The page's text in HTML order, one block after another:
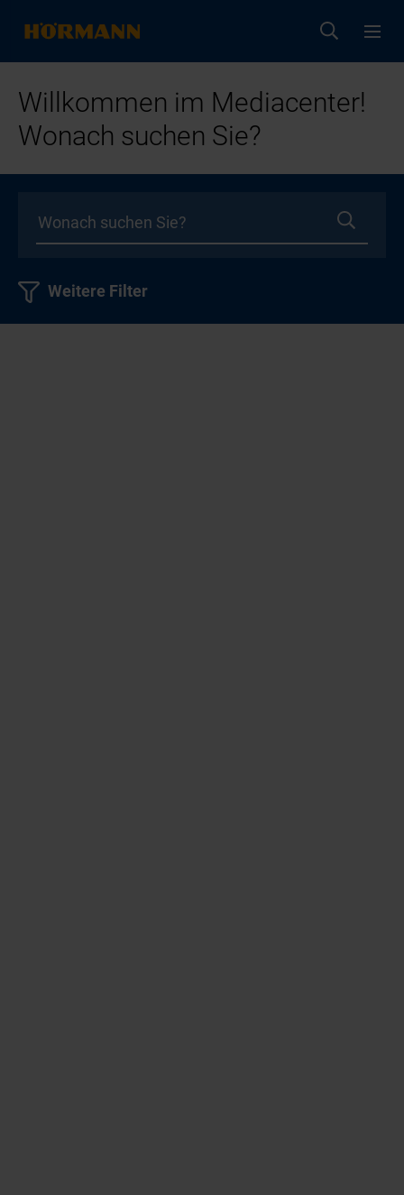
Willkommen im Mediacenter!
Wonach suchen Sie?
Weitere Filter